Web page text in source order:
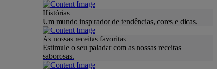
Histórias
Um mundo inspirador de tendências, cores e dicas.
As nossas receitas favoritas
Estimule o seu paladar com as nossas receitas
saborosas.